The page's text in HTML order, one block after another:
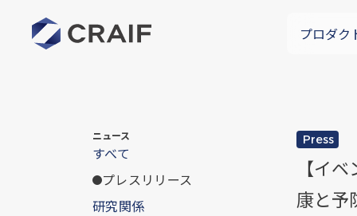
プロダク
ニュース
すべて
プレスリリース
研究関係
Press
【イ
康と予